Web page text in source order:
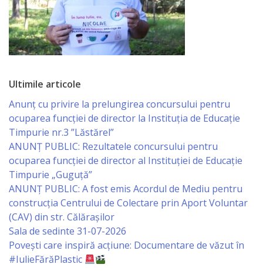
Economist
Primar
Specialist
Relații
cu
Publicul,
Operator
CISC
Organigrama
Ultimile articole
Anunț cu privire la prelungirea concursului pentru
ocuparea funcţiei de director la Instituția de Educație
Timpurie nr.3 ”Lăstărel”
ANUNȚ PUBLIC: Rezultatele concursului pentru
ocuparea funcției de director al Instituției de Educație
Timpurie „Guguță”
ANUNȚ PUBLIC: A fost emis Acordul de Mediu pentru
construcția Centrului de Colectare prin Aport Voluntar
(CAV) din str. Călărașilor
Sala de sedinte 31-07-2026
Povești care inspiră acțiune: Documentare de văzut în
#IulieFărăPlastic